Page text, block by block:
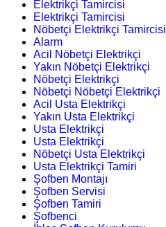
Elektrikçi Tamircisi
Elektrikçi Tamircisi
Nöbetçi Elektrikçi Tamircisi
Alarm
Acil Nöbetçi Elektrikçi
Yakın Nöbetçi Elektrikçi
Nöbetçi Elektrikçi
Nöbetçi Nöbetçi Elektrikçi
Acil Usta Elektrikçi
Yakın Usta Elektrikçi
Usta Elektrikçi
Usta Elektrikçi
Nöbetçi Usta Elektrikçi
Usta Elektrikçi Tamiri
Şofben Montajı
Şofben Servisi
Şofben Tamiri
Şofbenci